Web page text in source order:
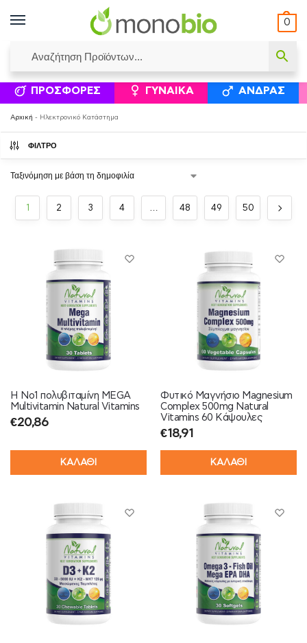
0
ΙΣΟΛΟΓΙΣΜΟΊ ΕΛΕΆΝΝΑ ΧΡΙΣΤΙΝΆΚΗ ΕΠΙΚΟΙΝΩΝΊΑ
ΣΥΜΠΛΗΡΏΜΑΤΑ ΔΙΑΤΡΟΦΉΣ ΦΥΣΙΚΆ
ΠΡΟΣΦΟΡΈΣ ΓΥΝΑΊΚΑ ΆΝΔΡΑΣ
Αρχική - Ηλεκτρονικό Κατάστημα
ΦΙΛΤΡΟ
1 2 3 4 48 49 50
Η Νο1 πολυβιταμίνη MEGA
Multivitamin Natural Vitamins
€20,86
ΚΑΛΑΘΙ
Φυτικό Μαγνήσιο Magnesium
Complex 500mg Natural
Vitamins 60 Κάψουλες
€18,91
ΚΑΛΑΘΙ